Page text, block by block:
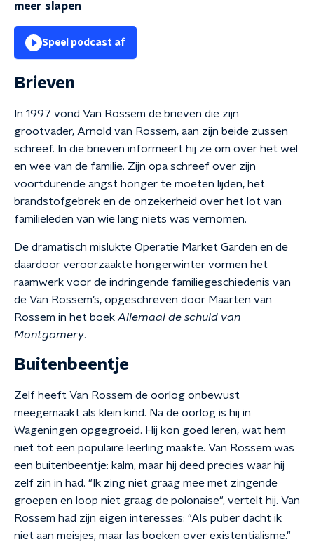
meer slapen
Speel podcast af
Brieven
In 1997 vond Van Rossem de brieven die zijn
grootvader, Arnold van Rossem, aan zijn beide zussen
schreef. In die brieven informeert hij ze om over het wel
en wee van de familie. Zijn opa schreef over zijn
voortdurende angst honger te moeten lijden, het
brandstofgebrek en de onzekerheid over het lot van
familieleden van wie lang niets was vernomen.
De dramatisch mislukte Operatie Market Garden en de
daardoor veroorzaakte hongerwinter vormen het
raamwerk voor de indringende familiegeschiedenis van
de Van Rossem’s, opgeschreven door Maarten van
Rossem in het boek Allemaal de schuld van
Montgomery.
Buitenbeentje
Zelf heeft Van Rossem de oorlog onbewust
meegemaakt als klein kind. Na de oorlog is hij in
Wageningen opgegroeid. Hij kon goed leren, wat hem
niet tot een populaire leerling maakte. Van Rossem was
een buitenbeentje: kalm, maar hij deed precies waar hij
zelf zin in had. "Ik zing niet graag mee met zingende
groepen en loop niet graag de polonaise", vertelt hij. Van
Rossem had zijn eigen interesses: "Als puber dacht ik
niet aan meisjes, maar las boeken over existentialisme."